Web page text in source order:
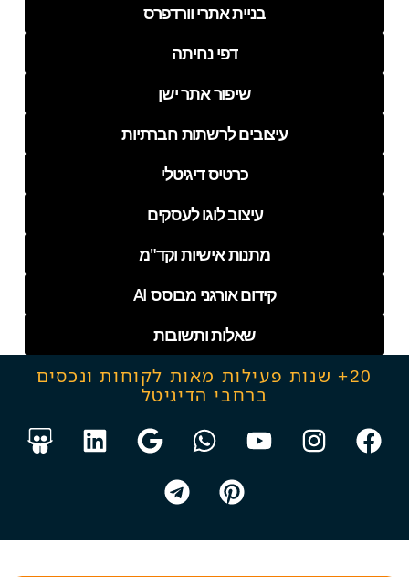
בניית אתרי וורדפרס
דפי נחיתה
שיפור אתר ישן
עיצובים לרשתות חברתיות
כרטיס דיגיטלי
עיצוב לוגו לעסקים
מתנות אישיות וקד"מ
קידום אורגני מבוסס AI
שאלות ותשובות
20+ שנות פעילות מאות לקוחות ונכסים
ברחבי הדיגיטל